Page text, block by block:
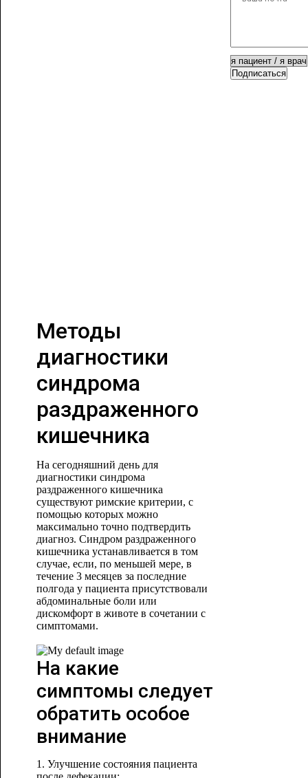
Методы
диагностики
синдрома
раздраженного
кишечника
На сегодняшний день для
диагностики синдрома
раздраженного кишечника
существуют римские критерии, с
помощью которых можно
максимально точно подтвердить
диагноз. Синдром раздраженного
кишечника устанавливается в том
случае, если, по меньшей мере, в
течение 3 месяцев за последние
полгода у пациента присутствовали
абдоминальные боли или
дискомфорт в животе в сочетании с
симптомами.
На какие
симптомы следует
обратить особое
внимание
1. Улучшение состояния пациента
Подписаться